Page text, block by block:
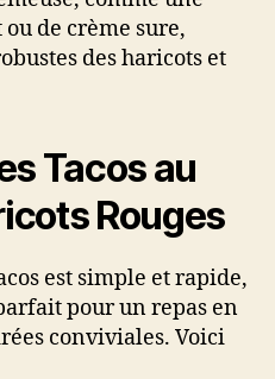
ou de crème sure,
des haricots et
Tacos au
Rouges
est simple et rapide,
pour un repas en
conviviales. Voici